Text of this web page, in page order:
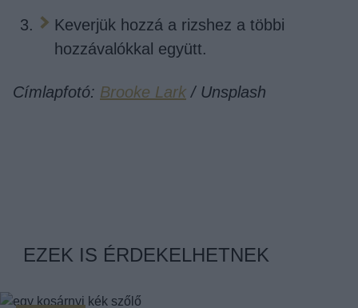
Keverjük hozzá a rizshez a többi
hozzávalókkal együtt.
Címlapfotó: Brooke Lark / Unsplash
EZEK IS ÉRDEKELHETNEK